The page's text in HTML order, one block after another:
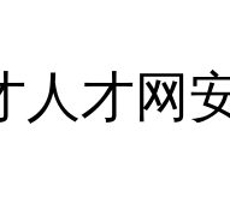
人才网